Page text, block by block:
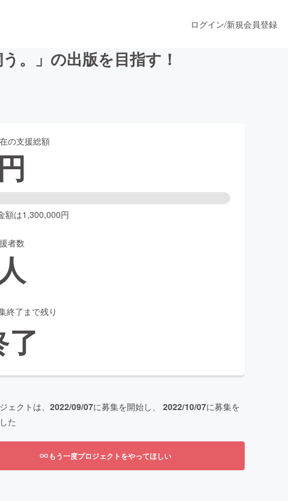
ケア
ログイン/新規会員登録
。」の出版を目指す！
の支援総額
円
額は1,300,000円
者数
人
終了まで残り
ェクトは、 2022/09/07に募集を開始し、 2022/10/07に募集を
た
もう一度プロジェクトをやってほしい